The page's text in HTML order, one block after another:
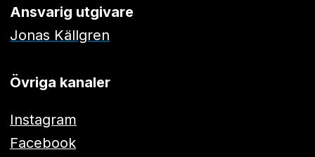
Ansvarig utgivare
Jonas Källgren
Övriga kanaler
Instagram
Facebook